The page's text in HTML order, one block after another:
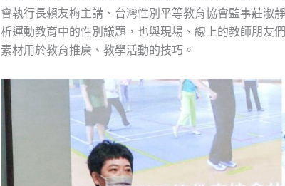
會執行長賴友梅主講、台灣性別平等教育協會監事莊淑
析運動教育中的性別議題，也與現場、線上的教師朋友
素材用於教育推廣、教學活動的技巧。